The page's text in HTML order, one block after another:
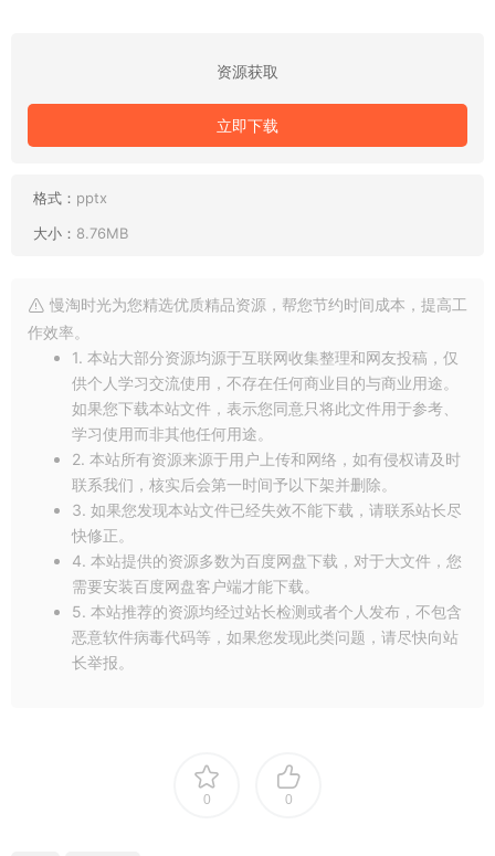
资源获取
立即下载
格式： pptx
大小： 8.76MB
慢淘时光为您精选优质精品资源，帮您节约时间成本，提高工
作效率。
1. 本站大部分资源均源于互联网收集整理和网友投稿，仅
供个人学习交流使用，不存在任何商业目的与商业用途。
如果您下载本站文件，表示您同意只将此文件用于参考、
学习使用而非其他任何用途。
2. 本站所有资源来源于用户上传和网络，如有侵权请及时
联系我们，核实后会第一时间予以下架并删除。
3. 如果您发现本站文件已经失效不能下载，请联系站长尽
快修正。
4. 本站提供的资源多数为百度网盘下载，对于大文件，您
需要安装百度网盘客户端才能下载。
5. 本站推荐的资源均经过站长检测或者个人发布，不包含
恶意软件病毒代码等，如果您发现此类问题，请尽快向站
长举报。
0 0